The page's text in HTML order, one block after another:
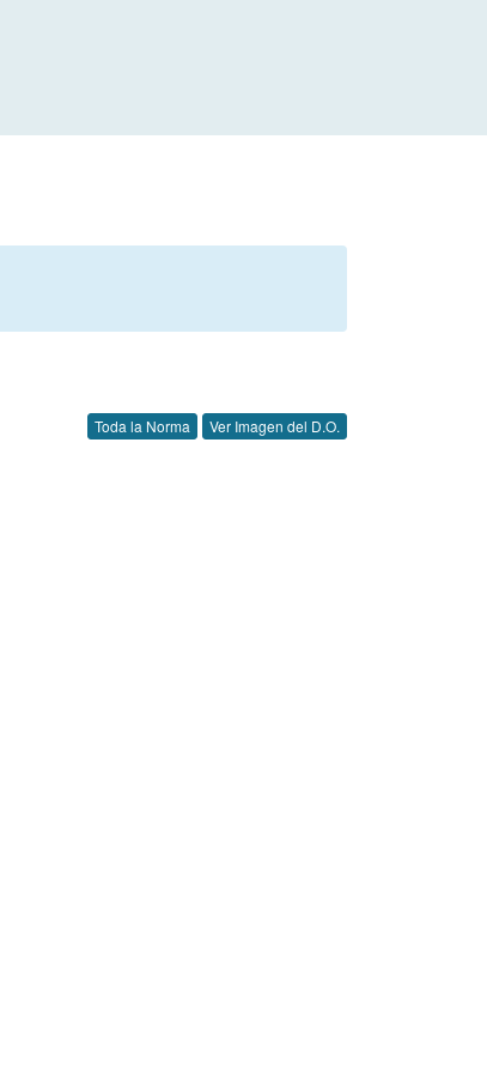
Toda la Norma Ver Imagen del D.O.